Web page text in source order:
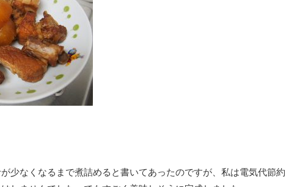
少なくなるまで煮詰めると書いてあったのですが、私は電気代節約